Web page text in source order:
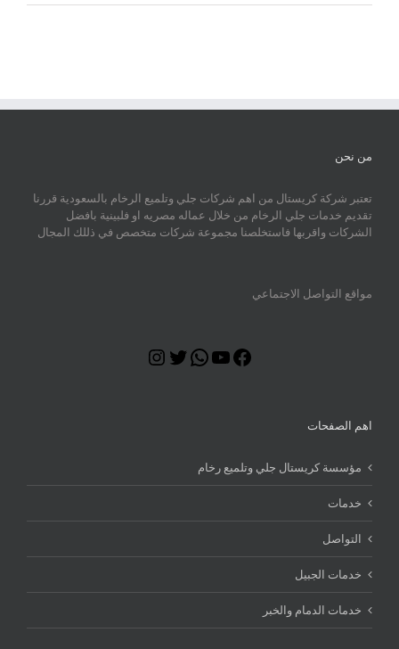
من نحن
تعتبر شركة كريستال من اهم شركات جلي وتلميع الرخام بالسعودية قررنا
تقديم خدمات جلي الرخام من خلال عماله مصريه او فلبينية بافضل
الشركات واقربها فاستخلصنا مجموعة شركات متخصص في ذللك المجال
مواقع التواصل الاجتماعي
Facebook
YouTube
WhatsApp
Twitter
اهم الصفحات
مؤسسة كريستال جلي وتلميع رخام
خدمات
التواصل
خدمات الجبيل
خدمات الدمام والخبر